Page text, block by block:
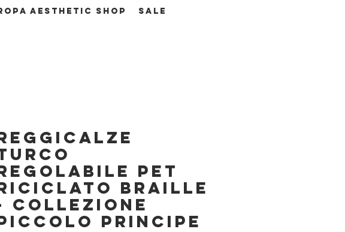
AESTHETIC Shop SALE
PET
Braille
Collezione
Principe